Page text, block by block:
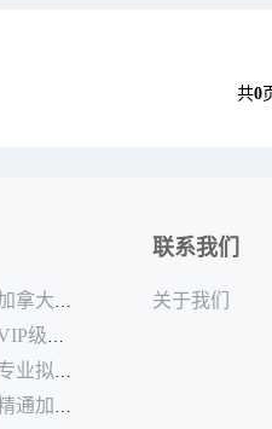
共0
加拿大月子中心哪家专业
VIP级的加拿大月子中心排名
专业拟定孕妈加拿大生孩子出行规划机构
精通加拿大生孩子本地生活配套咨询公司
联系我们
关于我们